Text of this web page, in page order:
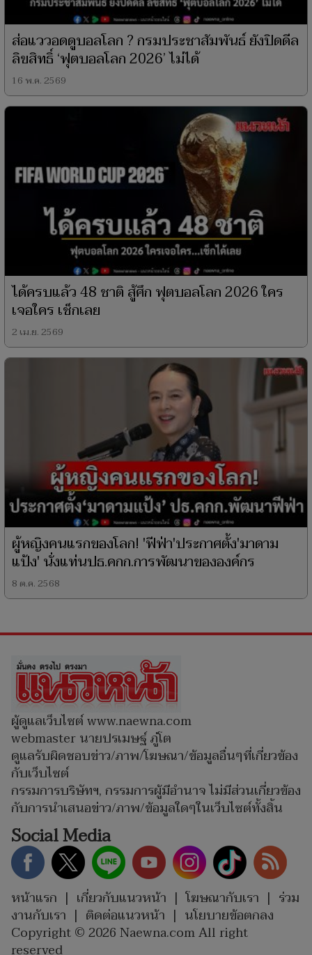
ส่อแววอดดูบอลโลก ? กรมประชาสัมพันธ์ ยังปิดดีล
ลิขสิทธิ์ ‘ฟุตบอลโลก 2026’ ไม่ได้
16 พ.ค. 2569
ได้ครบแล้ว 48 ชาติ สู้ศึก ฟุตบอลโลก 2026 ใคร
เจอใคร เช็กเลย
2 เม.ย. 2569
ผู้หญิงคนแรกของโลก! 'ฟีฟ่า'ประกาศตั้ง'มาดาม
แป้ง' นั่งแท่นปธ.คกก.การพัฒนาขององค์กร
8 ต.ค. 2568
ผู้ดูแลเว็บไซต์ www.naewna.com
webmaster นายปรเมษฐ์ ภู่โต
ดูแลรับผิดชอบข่าว/ภาพ/โฆษณา/ข้อมูลอื่นๆที่เกี่ยวข้อง
กับเว็บไซต์
กรรมการบริษัทฯ, กรรมการผู้มีอำนาจ ไม่มีส่วนเกี่ยวข้อง
กับการนำเสนอข่าว/ภาพ/ข้อมูลใดๆในเว็บไซต์ทั้งสิ้น
Social Media
หน้าแรก | เกี่ยวกับแนวหน้า | โฆษณากับเรา | ร่วม
งานกับเรา | ติดต่อแนวหน้า | นโยบายข้อตกลง
Copyright © 2026 Naewna.com All right
reserved